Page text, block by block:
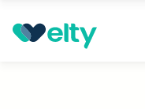
Prenota visita